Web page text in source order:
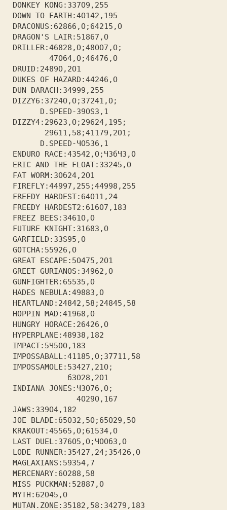
DONKEY KONG:ЗЗ7О9,255
DOWN ТО EARTH:4О142,195
DRACONUS:62866,О;64215,О
DRAGON'S LAIR:51867,О
DRILLER:46828,О;48ОО7,О;
         47О64,О;46476,О
DRUID:2489О,2О1
DUKES OF HAZARD:44246,О
DUN DARACH:З4999,255
DIZZY6:З724О,О;З7241,О;
       D.SPEED-З9ОSЗ,1
DIZZY4:2962З,О;29624,195;
        29611,58;41179,2О1;
       D.SPEED-ЧО5З6,1
ENDURO RACE:4З542,О;ЧЗбЧЗ,О
ERIC AND ТНЕ FLOAT:ЗЗ245,О
FAT WORM:ЗОб24,2О1
FIREFLY:44997,255;44998,255
FREEDY HARDEST:64О11,24
FREEDY HARDEST2:616О7,18З
FREEZ BEES:З461О,О
FUTURE KNIGHT:З168З,О
GARFIELD:ЗЗS95,О
GOTCHA:55926,О
GREAT ESCAPE:5О475,2О1
GREET GURIANOS:З4962,О
GUNFIGHTER:655З5,О
HADES NEBULA:4988З,О
HEARTLAND:24842,58;24845,58
HOPPIN MAD:41968,О
HUNGRY HORACE:26426,О
HYPERPLANE:489З8,182
IMPACT:5Ч5ОО,18З
IMPOSSABALL:41185,О;З7711,58
IMPOSSAMOLE:5З427,21О;
             бЗО28,2О1
INDIANA JONES:ЧЗО76,О;
               4О29О,167
JAWS:ЗЗ9О4,182
JOE BLADE:б5ОЗ2,5О;65О29,5О
KRAKOUT:45565,О;615З4,О
LAST DUEL:З76О5,О;ЧООбЗ,О
LODE RUNNER:З5427,24;З5426,О
MAGLAXIANS:59З54,7
MERCENARY:6О288,58
MISS PUCKMAN:52887,О
MYTH:62О45,О
MUTAN.ZONE:З5182,58:З4279,18З